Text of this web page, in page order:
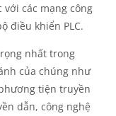
các mạng công
điều khiển PLC.
nhất trong
của chúng như
tiện truyền
dẫn, công nghệ